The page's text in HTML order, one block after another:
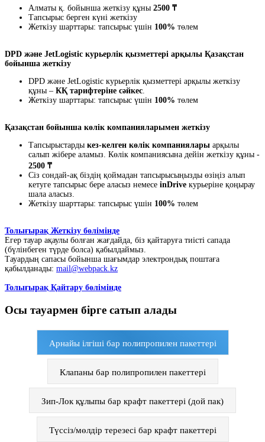
Алматы қ. бойынша жеткізу құны 2500 ₸
Тапсырыс берген күні жеткізу
Жеткізу шарттары: тапсырыс үшін 100% төлем
DPD және JetLogistic курьерлік қызметтері арқылы Қазақстан
бойынша жеткізу
DPD және JetLogistic курьерлік қызметтері арқылы жеткізу
құны – КҚ тарифтеріне сәйкес.
Жеткізу шарттары: тапсырыс үшін 100% төлем
Қазақстан бойынша көлік компанияларымен жеткізу
Тапсырыстарды кез-келген көлік компаниялары арқылы
салып жібере аламыз. Көлік компаниясына дейін жеткізу құны -
2500 ₸
Сіз сондай-ақ біздің қоймадан тапсырысыңызды өзіңіз алып
кетуге тапсырыс бере аласыз немесе inDrive курьеріне қоңырау
шала аласыз.
Жеткізу шарттары: тапсырыс үшін 100% төлем
Толығырақ Жеткізу бөлімінде
Егер тауар ақаулы болған жағдайда, біз қайтаруға тиісті сапада
(бүлінбеген түрде болса) қабылдаймыз.
Тауардың сапасы бойынша шағымдар электрондық поштаға
қабылданады: mail@webpack.kz
Толығырақ Қайтару бөлімінде
Осы тауармен бірге сатып алады
Арнайы ілгіші бар полипропилен пакеттері
Клапаны бар полипропилен пакеттері
Зип-Лок құлыпы бар крафт пакеттері (дой пак)
Түссіз/мөлдір терезесі бар крафт пакеттері